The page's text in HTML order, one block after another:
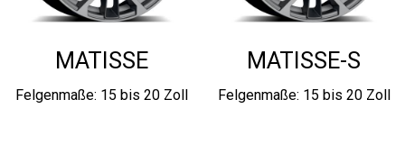
MATISSE
Felgenmaße: 15 bis 20 Zoll
MATISSE-S
Felgenmaße: 15 bis 20 Zoll